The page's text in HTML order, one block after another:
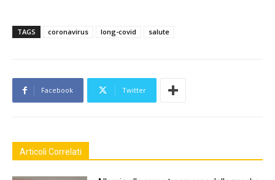
TAGS coronavirus long-covid salute
Facebook Twitter
Articoli Correlati